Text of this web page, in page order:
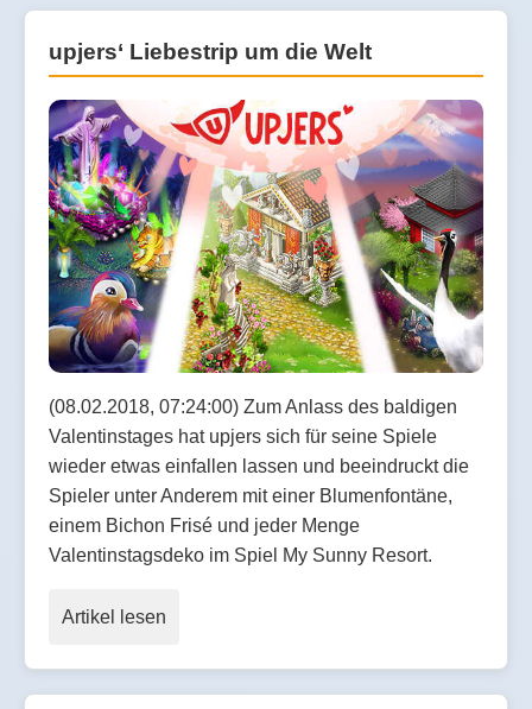
upjers‘ Liebestrip um die Welt
(08.02.2018, 07:24:00) Zum Anlass des baldigen
Valentinstages hat upjers sich für seine Spiele
wieder etwas einfallen lassen und beeindruckt die
Spieler unter Anderem mit einer Blumenfontäne,
einem Bichon Frisé und jeder Menge
Valentinstagsdeko im Spiel My Sunny Resort.
Artikel lesen